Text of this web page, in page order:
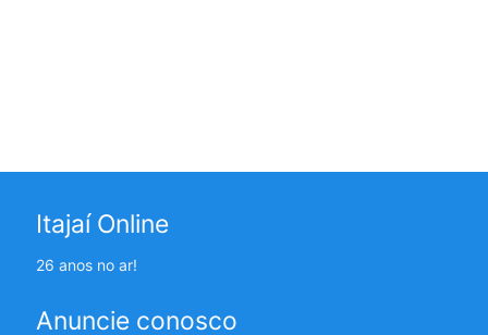
Itajaí Online
26 anos no ar!
Anuncie conosco